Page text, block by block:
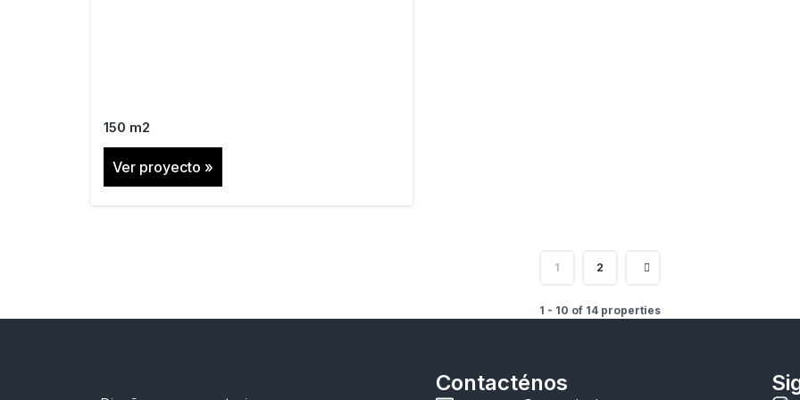
150 m2
Ver proyecto »
1 2
1 - 10 of 14 properties
Contacténos